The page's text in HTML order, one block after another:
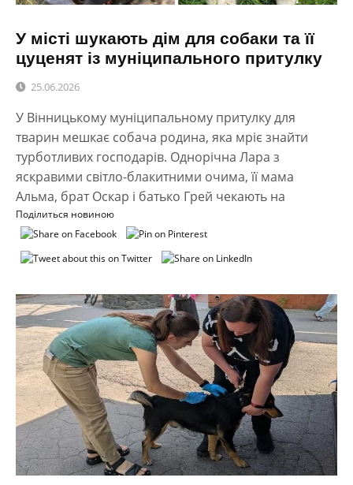
У місті шукають дім для собаки та її
цуценят із муніципального притулку
25.06.2026
У Вінницькому муніципальному притулку для
тварин мешкає собача родина, яка мріє знайти
турботливих господарів. Однорічна Лара з
яскравими світло-блакитними очима, її мама
Альма, брат Оскар і батько Грей чекають на
Поділиться новиною